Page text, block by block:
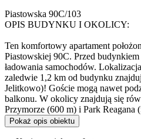
Piastowska 90C/103
OPIS BUDYNKU I OKOLICY:
Ten komfortowy apartament
Piastowskiej 90C. Przed
ładowania samochodów.
zaledwie 1,2 km od budynku
Jelitkowo)! Goście mogą nawet
balkonu. W okolicy znajdują się
Przymorze (600 m) i Park Reagana
lokalizacją na poranny jogging lub
Pokaż opis obiektu